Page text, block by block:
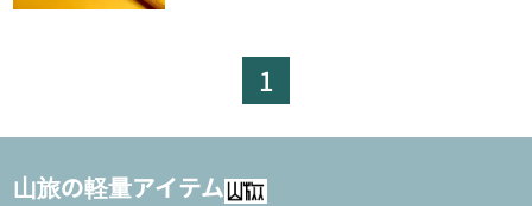
1
山旅の軽量アイテム